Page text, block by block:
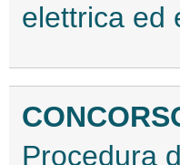
elettrica ed
Procedura